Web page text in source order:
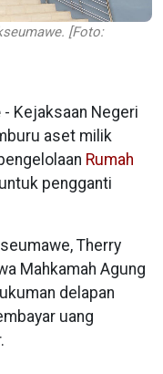
[Foto:
- Kejaksaan Negeri
aset milik
Rumah
pengganti
Therry
Mahkamah Agung
delapan
uang